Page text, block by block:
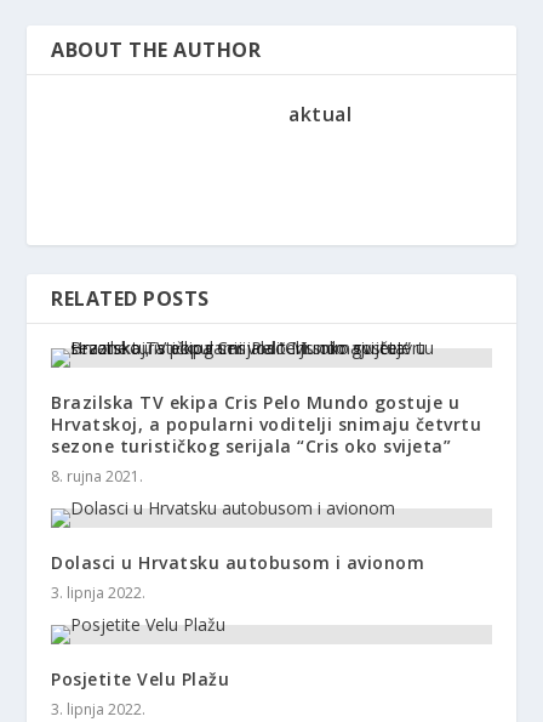
ABOUT THE AUTHOR
aktual
RELATED POSTS
Brazilska TV ekipa Cris Pelo Mundo gostuje u
Hrvatskoj, a popularni voditelji snimaju četvrtu
sezone turističkog serijala “Cris oko svijeta”
8. rujna 2021.
Dolasci u Hrvatsku autobusom i avionom
3. lipnja 2022.
Posjetite Velu Plažu
3. lipnja 2022.